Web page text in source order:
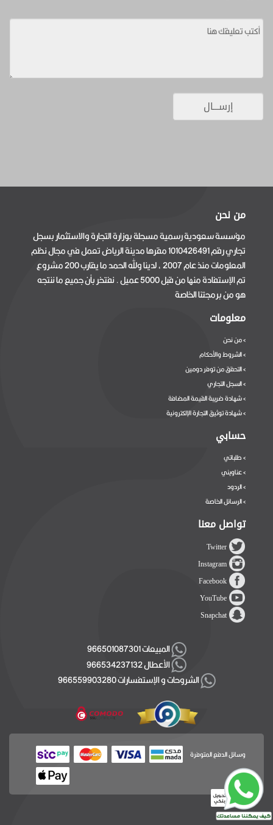
من نحن
مؤسسة سعودية رسمية مسجلة بوزارة التجارة والاستثمار بسجل
تجاري رقم 1010426491 مقرها مدينة الرياض تعمل في مجال نظم
المعلومات منذ عام 2007 ، لدينا ولله الحمد ما يقارب 200 مشروع
تم الإستفادة منها من قبل 5000 عميل . نفتخر بأن جميع ما ننتجه
هو من برمجتنا الخاصة
معلومات
>من نحن
>الشروط والأحكام
>التحقق من توفر دومين
>السجل التجاري
>شهادة ضريبة القيمة المضافة
>شهادة توثيق التجارة الإلكترونية
حسابي
>طلباتي
>عناويني
>الردود
>الرسائل الخاصة
تواصل معنا
Twitter
Instagram
Facebook
YouTube
Snapchat
المبيعات 966501087301
الأعطال 966534237132
الشروحات و الإستفسارات 966559903280
وسائل الدفع المتوفرة